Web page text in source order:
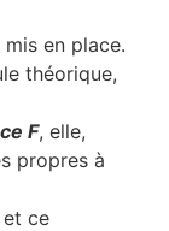
en place.
théorique,
F, elle,
propres à
ce